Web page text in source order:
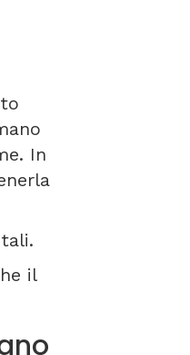
In
il